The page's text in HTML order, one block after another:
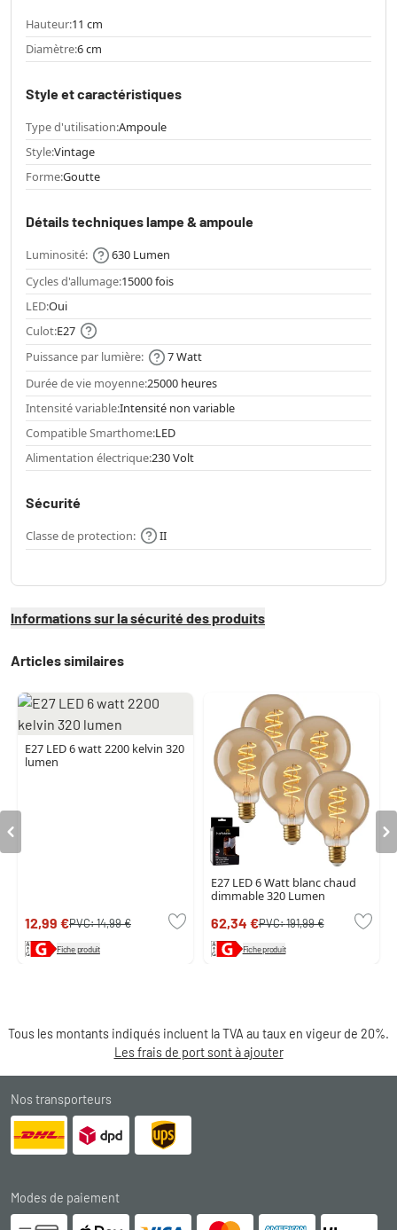
Hauteur:11 cm
Diamètre:6 cm
Style et caractéristiques
Type d'utilisation:Ampoule
Style:Vintage
Forme:Goutte
Détails techniques lampe & ampoule
Luminosité:
630 Lumen
Cycles d'allumage:15000 fois
LED:Oui
Culot:E27
Puissance par lumière:
7 Watt
Durée de vie moyenne:25000 heures
Intensité variable:Intensité non variable
Compatible Smarthome:LED
Alimentation électrique:230 Volt
Sécurité
Classe de protection: II
Informations sur la sécurité des produits
Articles similaires
E27 LED 6 watt 2200 kelvin 320
lumen
12,99 €PVC:14,99 €
Fiche produit
E27 LED 6 Watt blanc chaud
dimmable 320 Lumen
62,34 €PVC:191,99 €
Fiche produit
Tous les montants indiqués incluent la TVA au taux en vigeur de 20%.
Les frais de port sont à ajouter
Nos transporteurs
Modes de paiement